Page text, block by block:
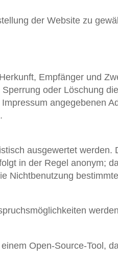
der Website zu
Empfänger und
oder Löschung
angegebenen
ausgewertet
in der Regel anonym;
Nichtbenutzung
Open-Source-Tool,